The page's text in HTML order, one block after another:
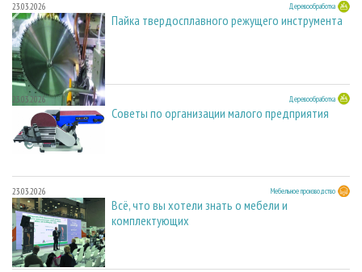
23.03.2026 Деревообработка
Пайка твердосплавного режущего инструмента
23.03.2026 Деревообработка
Советы по организации малого предприятия
23.03.2026 Мебельное производство
Всё, что вы хотели знать о мебели и
комплектующих